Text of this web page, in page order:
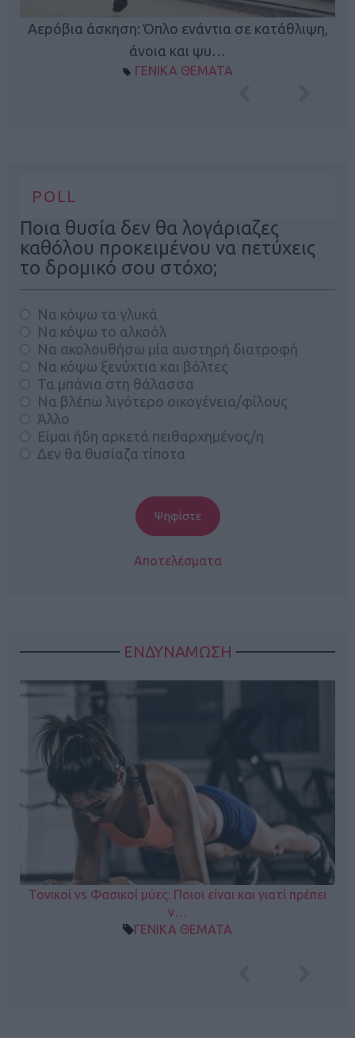
Αερόβια άσκηση: Όπλο ενάντια σε κατάθλιψη,
άνοια και ψυ…
ΓΕΝΙΚΑ ΘΕΜΑΤΑ
POLL
Ποια θυσία δεν θα λογάριαζες
καθόλου προκειμένου να πετύχεις
το δρομικό σου στόχο;
Να κόψω τα γλυκά
Να κόψω το αλκοόλ
Να ακολουθήσω μία αυστηρή διατροφή
Να κόψω ξενύχτια και βόλτες
Τα μπάνια στη θάλασσα
Να βλέπω λιγότερο οικογένεια/φίλους
Άλλο
Είμαι ήδη αρκετά πειθαρχημένος/η
Δεν θα θυσίαζα τίποτα
Αποτελέσματα
ΕΝΔΥΝΑΜΩΣΗ
Τονικοί vs Φασικοί μύες: Ποιοι είναι και γιατί πρέπει
ν…
ΓΕΝΙΚΑ ΘΕΜΑΤΑ